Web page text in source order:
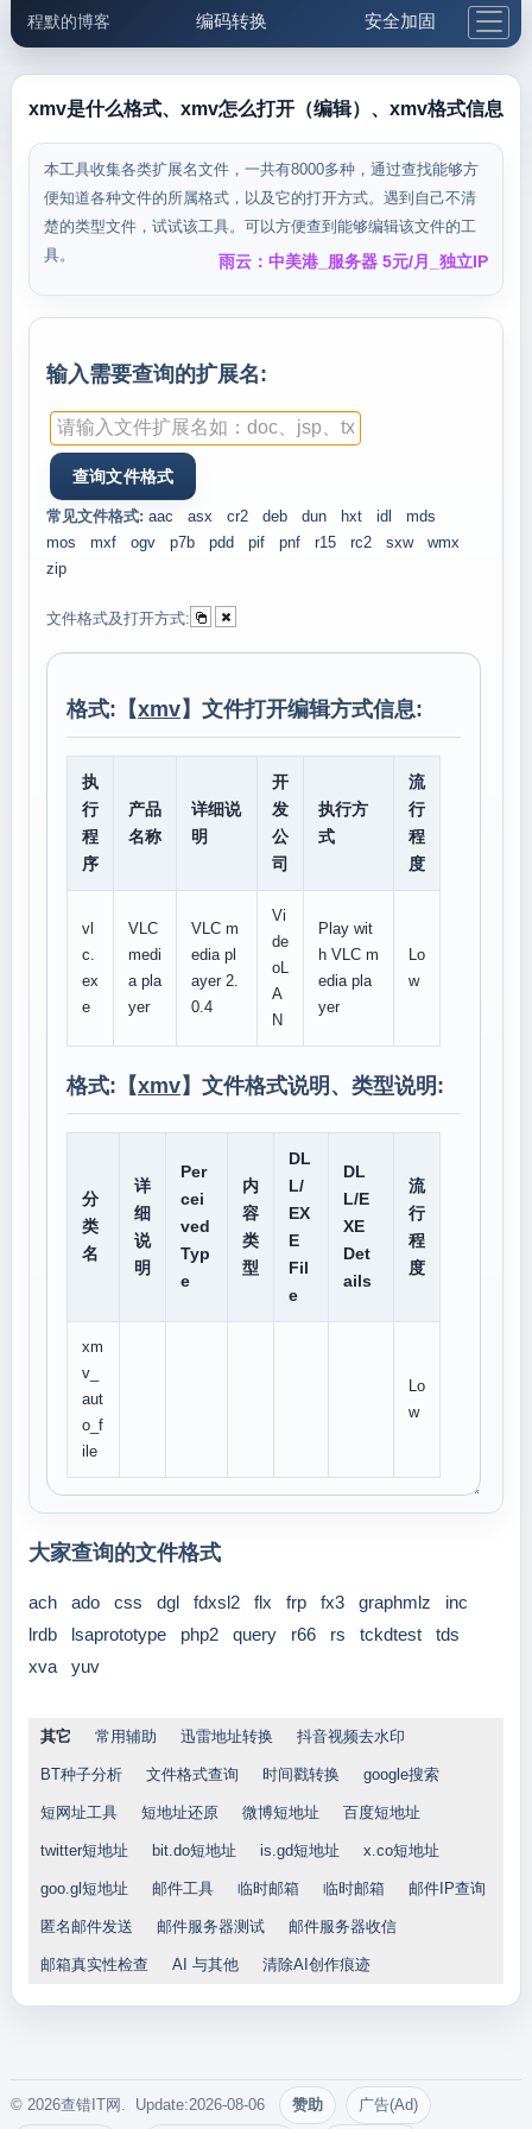
程默的博客 编码转换 安全加固
邮件工具 生活便民 更多工具
5.1支付宝大红包
xmv是什么格式、xmv怎么打开（编辑）、xmv格式信息
本工具收集各类扩展名文件，一共有8000多种，通过查找能够方
便知道各种文件的所属格式，以及它的打开方式。遇到自己不清
楚的类型文件，试试该工具。可以方便查到能够编辑该文件的工
具。
雨云：中美港_服务器 5元/月_独立IP
输入需要查询的扩展名:
常见文件格式: aac asx cr2 deb dun hxt idl
mds
mos
mxf ogv p7b pdd pif pnf r15 rc2 sxw
wmx
zip
文件格式及打开方式:
格式:【xmv】文件打开编辑方式信息:
执
行
程
序
产品
名称
详细说
明
开
发
公
司
执行方
式
流
行
程
度
vl
c.
ex
e
VLC
medi
a pla
yer
VLC m
edia pl
ayer 2.
0.4
Vi
de
oL
A
N
Play wit
h VLC m
edia pla
yer
Lo
w
格式:【xmv】文件格式说明、类型说明:
分
类
名
详
细
说
明
Per
cei
ved
Typ
e
内
容
类
型
DL
L/
EX
E
Fil
e
DL
L/E
XE
Det
ails
流
行
程
度
xm
v_
aut
o_f
ile
Lo
w
大家查询的文件格式
ach ado css dgl fdxsl2 flx frp fx3 graphmlz
inc
lrdb
lsaprototype php2 query r66 rs tckdtest
tds
xva
yuv
其它 常用辅助 迅雷地址转换 抖音视频去水印
BT种子分析 文件格式查询 时间戳转换 google搜索
短网址工具 短地址还原 微博短地址 百度短地址
twitter短地址 bit.do短地址 is.gd短地址 x.co短地址
goo.gl短地址 邮件工具 临时邮箱 临时邮箱 邮件IP查询
匿名邮件发送 邮件服务器测试 邮件服务器收信
邮箱真实性检查 AI 与其他 清除AI创作痕迹
© 2026查错IT网. Update:2026-08-06 赞助 广告(Ad)